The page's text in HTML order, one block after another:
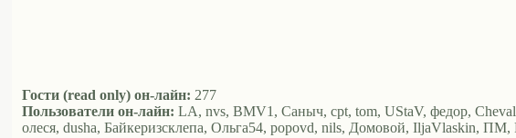
Гости (read only) он-лайн: 277
Пользователи он-лайн: LA, nvs, BMV1, Саныч, cpt, tom, UStaV, федор,
олеся, dusha, Байкеризсклепа, Ольга54, popovd, nils, Домовой, IljaVlaskin,